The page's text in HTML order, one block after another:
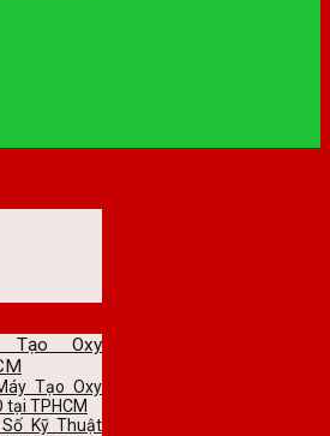
Oxy
Tạo Oxy
tại TPHCM
Kỹ Thuật